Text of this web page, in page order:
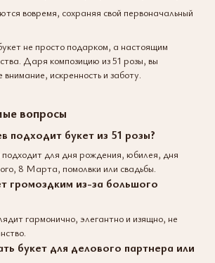
вовремя, сохраняя свой первоначальный
не просто подарком, а настоящим
Даря композицию из 51 розы, вы
искренность и заботу.
вопросы
подходит букет из 51 розы?
подходит для дня рождения, юбилея, дня
8 Марта, помолвки или свадьбы.
громоздким из-за большого
гармонично, элегантно и изящно, не
букет для делового партнера или